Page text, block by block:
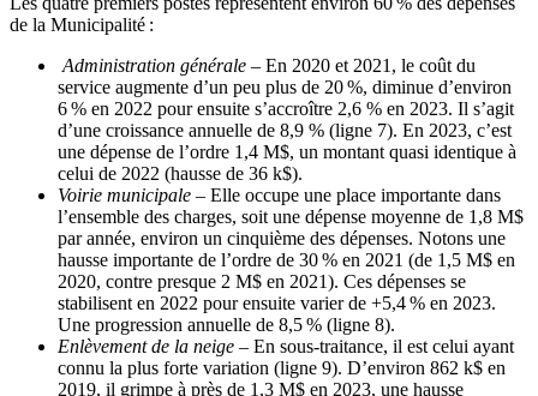
de la Municipalité :
Administration générale – En 2020 et 2021, le coût du
service augmente d’un peu plus de 20 %, diminue d’environ
6 % en 2022 pour ensuite s’accroître 2,6 % en 2023. Il s’agit
d’une croissance annuelle de 8,9 % (ligne 7). En 2023, c’est
une dépense de l’ordre 1,4 M$, un montant quasi identique à
celui de 2022 (hausse de 36 k$).
Voirie municipale – Elle occupe une place importante dans
l’ensemble des charges, soit une dépense moyenne de 1,8 M$
par année, environ un cinquième des dépenses. Notons une
hausse importante de l’ordre de 30 % en 2021 (de 1,5 M$ en
2020, contre presque 2 M$ en 2021). Ces dépenses se
stabilisent en 2022 pour ensuite varier de +5,4 % en 2023.
Une progression annuelle de 8,5 % (ligne 8).
Enlèvement de la neige – En sous-traitance, il est celui ayant
connu la plus forte variation (ligne 9). D’environ 862 k$ en
2019, il grimpe à près de 1,3 M$ en 2023, une hausse